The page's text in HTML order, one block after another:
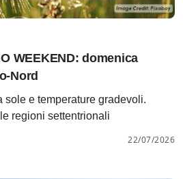
WEEKEND: domenica
Nord
sole e temperature gradevoli.
regioni settentrionali
22/07/2026